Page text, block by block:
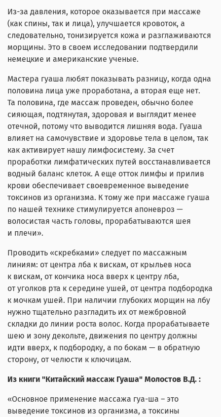
Из-за давления, которое оказывается при массаже
(как спины, так и лица), улучшается кровоток, а
следовательно, тонизируется кожа и разглаживаются
морщины. Это в своем исследовании подтвердили
немецкие и американские ученые.
Мастера гуаша любят показывать разницу, когда одна
половина лица уже проработана, а вторая еще нет.
Та половина, где массаж проведен, обычно более
сияющая, подтянутая, здоровая и выглядит менее
отечной, потому что выводится лишняя вода. Гуаша
влияет на самочувствие и здоровье тела в целом, так
как активирует нашу лимфосистему. За счет
проработки лимфатических путей восстанавливается
водный баланс клеток. А еще отток лимфы и прилив
крови обеспечивает своевременное выведение
токсинов из организма. К тому же при массаже гуаша
по нашей технике стимулируется апоневроз —
волосистая часть головы, прорабатываются шея
и плечи».
Проводить «скребками» следует по массажным
линиям: от центра лба к вискам, от крыльев носа
к вискам, от кончика носа вверх к центру лба,
от уголков рта к середине ушей, от центра подбородка
к мочкам ушей. При наличии глубоких морщин на лбу
нужно тщательно разгладить их от межбровной
складки до линии роста волос. Когда прорабатываете
шею и зону декольте, движения по центру должны
идти вверх, к подбородку, а по бокам — в обратную
сторону, от челюсти к ключицам.
Из книги "Китайский массаж Гуаша" Молостов В.Д. :
«Основное применение массажа гуа-ша – это
выведение токсинов из организма, а токсины